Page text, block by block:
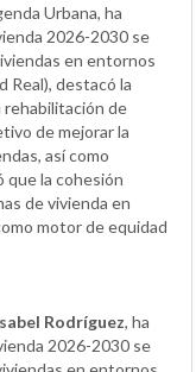
Urbana, ha
2026-2030 se
en entornos
Real), destacó la
rehabilitación de
de mejorar la
así como
que la cohesión
de vivienda en
motor de equidad
Rodríguez, ha
2026-2030 se